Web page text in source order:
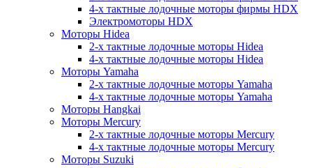
4-х тактные лодочные моторы фирмы HDX
Электромоторы HDX
Моторы Hidea
2-х тактные лодочные моторы Hidea
4-х тактные лодочные моторы Hidea
Моторы Yamaha
2-х тактные лодочные моторы Yamaha
4-х тактные лодочные моторы Yamaha
Моторы Hangkai
Моторы Mercury
2-х тактные лодочные моторы Mercury
4-х тактные лодочные моторы Mercury
Моторы Suzuki